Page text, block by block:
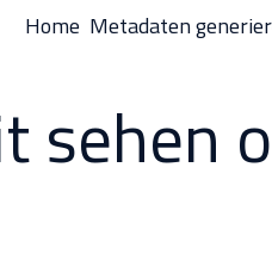
Home Metadaten
sehen